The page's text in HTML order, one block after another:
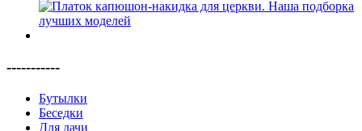
-----------
Бутылки
Беседки
Для дачи